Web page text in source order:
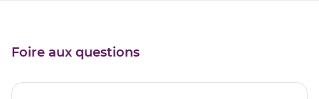
Foire aux questions